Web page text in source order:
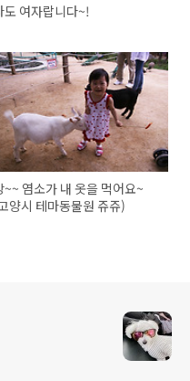
도 여자랍니다~!
~~ 염소가 내 옷을 먹어요~
양시 테마동물원 쥬쥬)